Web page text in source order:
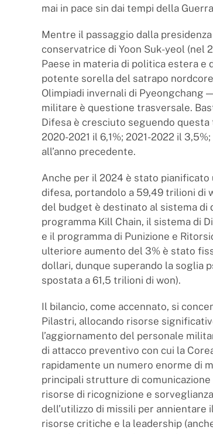
mai in pace sin dai tempi della
Mentre il passaggio dalla
conservatrice di Yoon Suk-yeol (nel
Paese in materia di politica estera
potente sorella del satrapo
Olimpiadi invernali di Pyeongchang
militare è questione trasversale.
Difesa è cresciuto seguendo questa
2020-2021 il 6,1%; 2021-2022 il
all’anno precedente.
Anche per il 2024 è stato
difesa, portandolo a 59,49 trilioni di
del budget è destinato al sistema di
programma Kill Chain, il sistema di
e il programma di Punizione e
ulteriore aumento del 3% è stato
dollari, dunque superando la soglia
spostata a 61,5 trilioni di won).
Il bilancio, come accennato, si
Pilastri, allocando risorse
l’aggiornamento del personale
di attacco preventivo con cui la
rapidamente un numero enorme di
principali strutture di
risorse di ricognizione e
dell’utilizzo di missili per annientare
risorse critiche e la leadership